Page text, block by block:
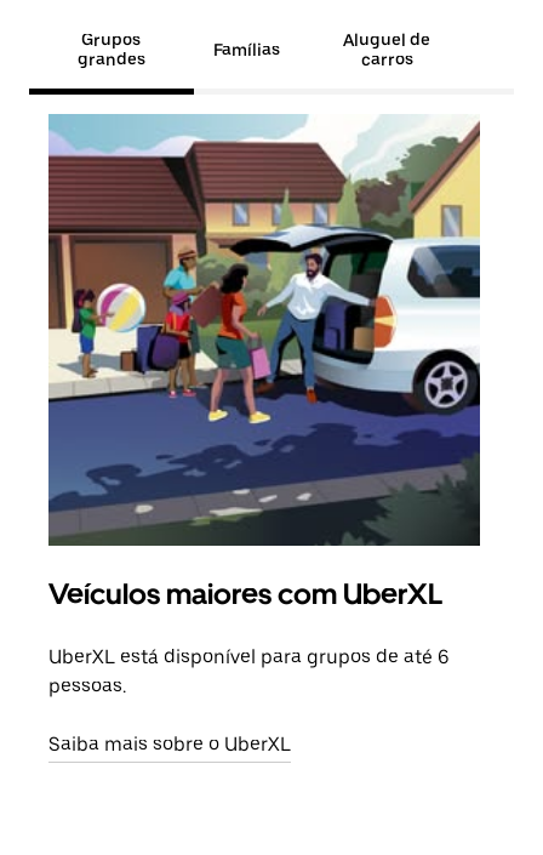
Grupos
grandes
Famílias
Aluguel de
carros
Veículos maiores com UberXL
UberXL está disponível para grupos de até 6
pessoas.
Saiba mais sobre o UberXL